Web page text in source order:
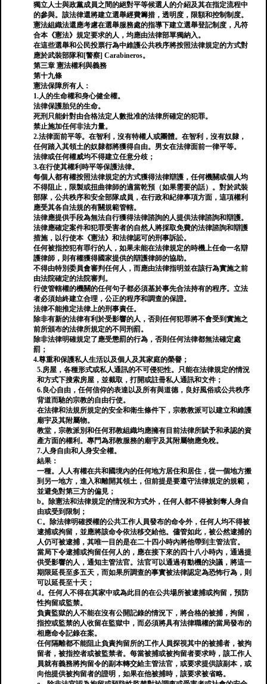
獨立人士與政黨成員之間的絕對平等候選人的介紹及其在指定流程中
的參與。該法律還將建立選舉經費籌措，透明度，限額和控制制度。
憲法組織法還應考慮在選舉服務處的指導下建立選舉登記制度，凡符
合本《憲法》規定要求的人，均應由法律部單獨納入。
在這些選舉和公民投票行為中維護公共秩序將按照法律規定的方式對
應於武裝部隊和[警察] Carabineros。
第三章 憲法權利與義務
第十九條
憲法保障所有人：
1.人的生命權和身心健全權。
法律保護胎兒的生命。
死刑只能針對由合格法定人數批准的法律所確定的犯罪。
禁止施加任何非法力量。
2.法律面前平等。在智利，沒有特權人或團體。在智利，沒有奴隸，
任何踏入其領土的奴隸都將獲得自由。男女在法律面前一律平等。
法律或任何權威均不得建立任意分歧；
3.在行使其權利時平等保護法律。
每個人都有權按照法律規定的方式獲得法律辯護，任何機關或個人均
不得阻止，限製或扭曲律師的適當乾預（如果需要的話）。對於武裝
部隊，公共秩序和安全部隊成員，在行政和紀律事項方面，這項權利
應受其各自法規的有關規範管轄。
法律應提供手段為無法自行獲得法律諮詢的人提供法律諮詢和辯護。
法律應確定案件和犯罪受害者的自然人將採取免費的法律諮詢和辯護
措施，以行使本《憲法》和法律認可的刑事訴訟。
任何被指控犯有罪行的人，如果未能在法律規定的時機上任命一名辯
護律師，則有權獲得國家提供的辯護律師的協助。
不得由特別委員會審判任何人，而應由法律指明並在該行為實施之前
由法院確定的法院審判。
行使管轄權的機關的任何句子都必須基於事先合法持有的程序。立法
者必須始終建立合理，公正的程序和調查的保證。
法律不能推定法律上的刑事責任。
除非有新的法律有利於受影響的人，否則任何犯罪將不會受到實施之
前所頒布的法律所規定的不同刑罰。
除非法律明確規定了應受懲罰的行為，否則任何法律都無法確定處
罰；
4.尊重和保護私人生活以及個人及其家庭的榮譽；
5.房屋，各種形式或私人通訊的不可侵犯性。只能在法律規定的情況
和方式下搜索房屋，並截取，打開或註冊私人通訊和文件；
6.良心自由，任何信仰的表達以及所有與道德，良好風俗或公共秩序
背道而馳的宗教的自由行使。
在法律和法規所規定的安全和衛生條件下，宗教教派可以建立和維護
廟宇及其附屬物。
教堂，宗教派別和任何邪教組織均應擁有目前法律所賦予和承認的資
產方面的權利。專門為邪教服務的廟宇及其附屬物應免稅。
7.人身自由和人身安全權。
結果：
一種。人人有權在共和國境內的任何地方居住和居住，從一個地方搬
到另一地方，進入和離開其領土，但前提是要遵守法律規定的規範，
並避免對第三方的偏見；
b。除憲法和法律規定的情況和方式外，任何人都不得被剝奪人身自
由或受到限制；
C。除法律明確授權的公共工作人員發布的命令外，任何人均不得被
逮捕或拘留，並應將該命令依法移交給他。儘管如此，被公然逮捕的
人仍可被逮捕，其唯一目的是在二十四小時內將他帶到主管法官。
當局下令逮捕或拘留任何人的，應在接下來的四十八小時內，通過提
供受影響的人，通知主管法官。法官可以通過有動機的決議，將這一
期限延長至多五天，而如果所調查的事實被法律認定為恐怖行為，則
可以延長至十天；
d。任何人不得在其家中或為此目的在公共場所被逮捕或拘留，預防
性拘留或監禁。
負責監獄的人不能在沒有公開記錄的情況下，將合格的被捕，拘留，
指控或監禁的人收留在監獄中，而必須將具有法律職權的當局發布的
相應命令記錄在案。
任何隔離都不能阻止負責拘留所的工作人員探視其中的被捕者，被拘
留者，被指控者或被監禁者。每當被捕或被拘留者要求時，該工作人
員就有義務將拘留令的副本轉交給主管法官，或要求提供該副本，或
向他提供被拘留者的證明，如果在他被捕時，該要求被省略。